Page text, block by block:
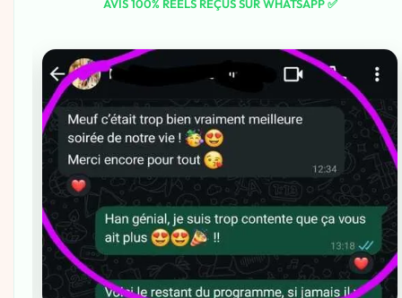
AVIS 100% RÉELS REÇUS SUR WHATSAPP ✅